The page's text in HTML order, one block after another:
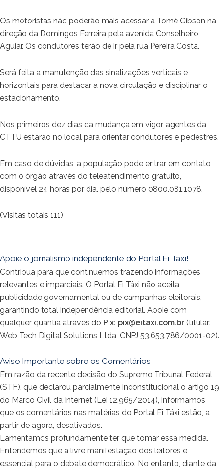
Os motoristas não poderão mais acessar a Tomé Gibson na
direção da Domingos Ferreira pela avenida Conselheiro
Aguiar. Os condutores terão de ir pela rua Pereira Costa.
Será feita a manutenção das sinalizações verticais e
horizontais para destacar a nova circulação e disciplinar o
estacionamento.
Nos primeiros dez dias da mudança em vigor, agentes da
CTTU estarão no local para orientar condutores e pedestres.
Em caso de dúvidas, a população pode entrar em contato
com o órgão através do teleatendimento gratuito,
disponível 24 horas por dia, pelo número 0800.081.1078.
(Visitas totais 111)
Apoie o jornalismo independente do Portal Ei Táxi!
Contribua para que continuemos trazendo informações
relevantes e imparciais. O Portal Ei Táxi não aceita
publicidade governamental ou de campanhas eleitorais,
garantindo total independência editorial. Apoie com
qualquer quantia através do Pix: pix@eitaxi.com.br (titular:
Web Tech Digital Solutions Ltda, CNPJ 53.653.786/0001-02).
Aviso Importante sobre os Comentários
Em razão da recente decisão do Supremo Tribunal Federal
(STF), que declarou parcialmente inconstitucional o artigo 19
do Marco Civil da Internet (Lei 12.965/2014), informamos
que os comentários nas matérias do Portal Ei Táxi estão, a
partir de agora, desativados.
Lamentamos profundamente ter que tomar essa medida.
Entendemos que a livre manifestação dos leitores é
essencial para o debate democrático. No entanto, diante da